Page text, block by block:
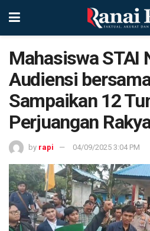
Mahasiswa STAI
Audiensi
Sampaikan 12
Perjuangan
by rapi 04/09/2025 3:04 PM